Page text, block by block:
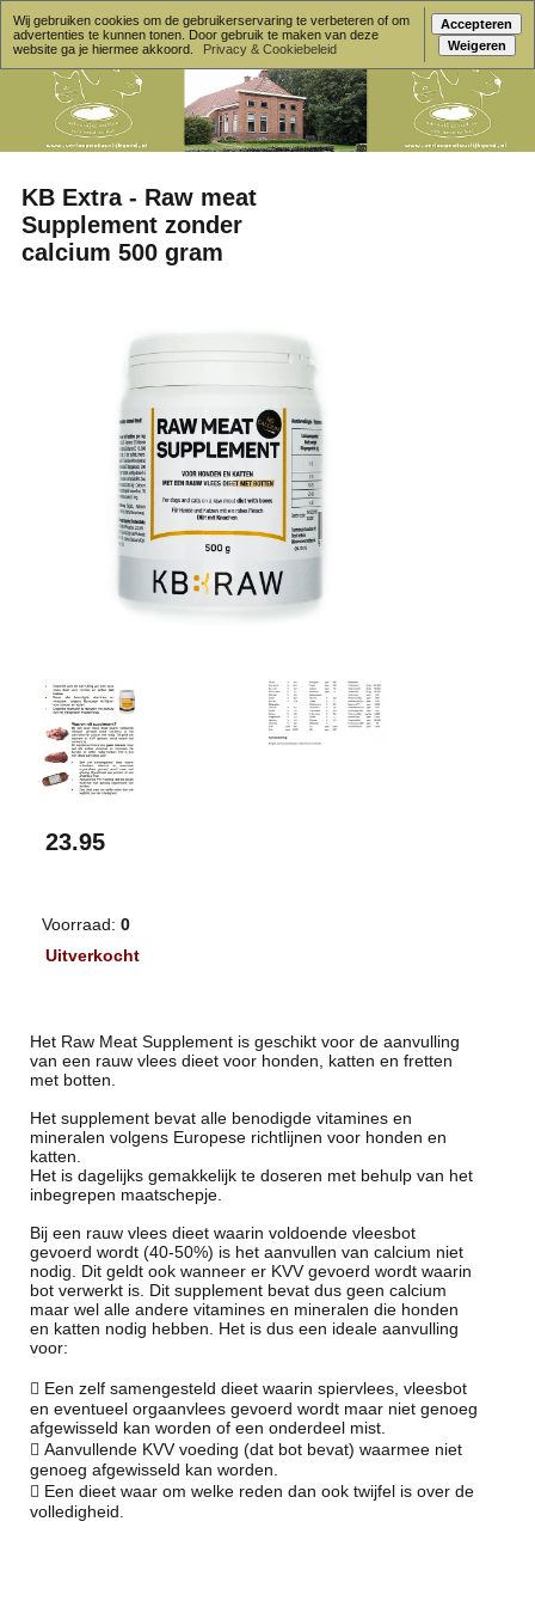
KB Extra - Raw meat
Supplement zonder
calcium 500 gram
23.95
Voorraad: 0
Uitverkocht
Het Raw Meat Supplement is geschikt voor de aanvulling
van een rauw vlees dieet voor honden, katten en fretten
met botten.
Het supplement bevat alle benodigde vitamines en
mineralen volgens Europese richtlijnen voor honden en
katten.
Het is dagelijks gemakkelijk te doseren met behulp van het
inbegrepen maatschepje.
Bij een rauw vlees dieet waarin voldoende vleesbot
gevoerd wordt (40-50%) is het aanvullen van calcium niet
nodig. Dit geldt ook wanneer er KVV gevoerd wordt waarin
bot verwerkt is. Dit supplement bevat dus geen calcium
maar wel alle andere vitamines en mineralen die honden
en katten nodig hebben. Het is dus een ideale aanvulling
voor:
 Een zelf samengesteld dieet waarin spiervlees, vleesbot
en eventueel orgaanvlees gevoerd wordt maar niet genoeg
afgewisseld kan worden of een onderdeel mist.
 Aanvullende KVV voeding (dat bot bevat) waarmee niet
genoeg afgewisseld kan worden.
 Een dieet waar om welke reden dan ook twijfel is over de
volledigheid.
Wij gebruiken cookies om de gebruikerservaring te verbeteren of om
advertenties te kunnen tonen. Door gebruik te maken van deze
website ga je hiermee akkoord.
Privacy & Cookiebeleid
Accepteren
Weigeren